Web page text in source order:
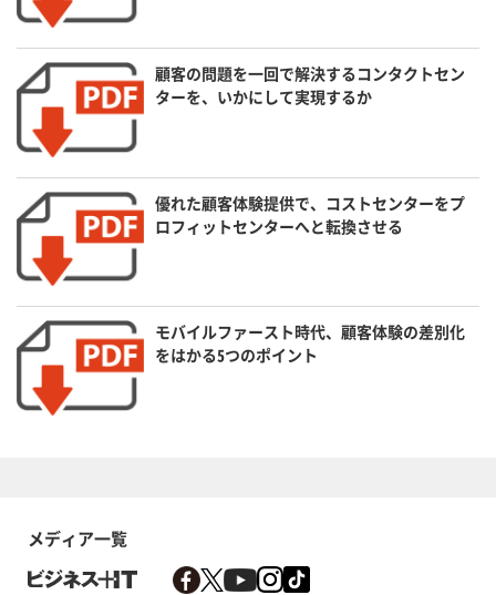
顧客の問題を一回で解決するコンタクトセン
ターを、いかにして実現するか
優れた顧客体験提供で、コストセンターをプ
ロフィットセンターへと転換させる
モバイルファースト時代、顧客体験の差別化
をはかる5つのポイント
メディア一覧